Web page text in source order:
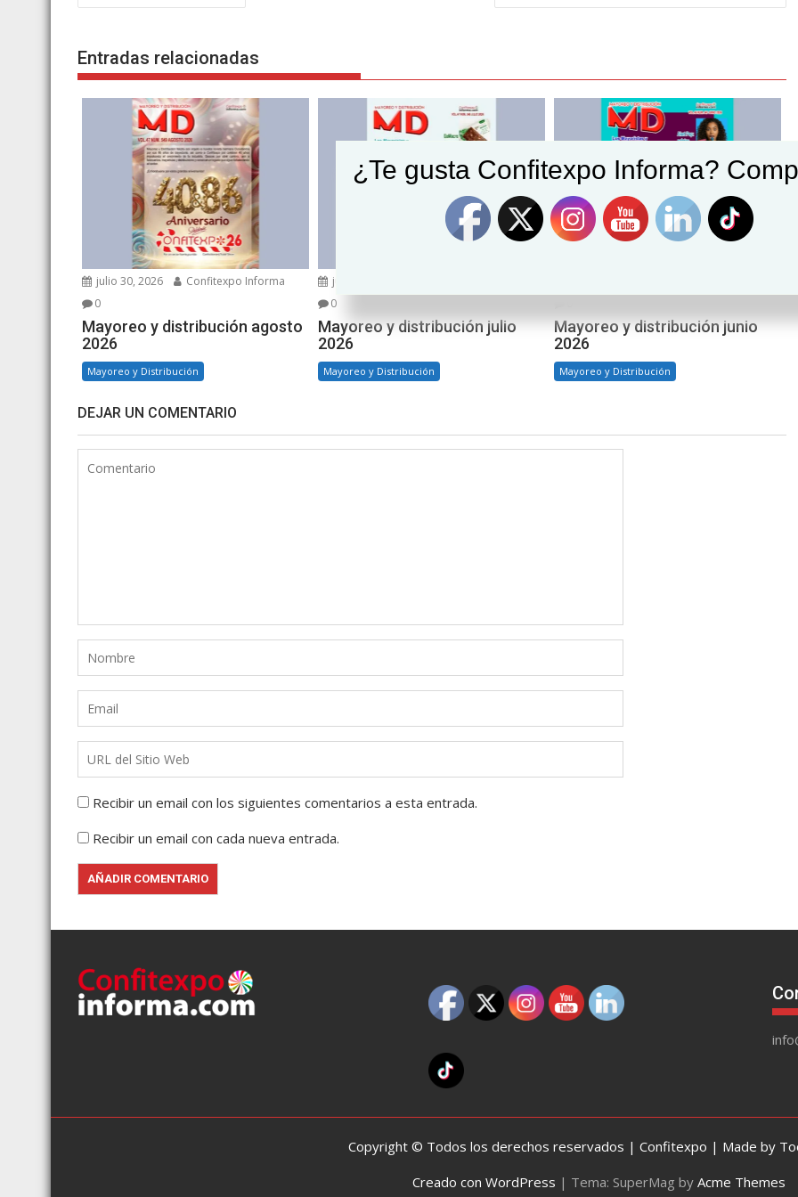
de
Entradas relacionadas
julio 30, 2026
Confitexpo Informa
0
Mayoreo y distribución agosto
2026
Mayoreo y Distribución
junio 30, 2026
0
Mayoreo y distribución julio
2026
Mayoreo y Distribución
Mayoreo y distribución junio
2026
Mayoreo y Distribución
DEJAR UN COMENTARIO
Recibir un email con los siguientes comentarios a esta entrada.
Recibir un email con cada nueva entrada.
Copyright © Todos los derechos reservados | Confitexpo | Made by
Creado con WordPress | Tema: SuperMag by Acme Themes
¿Te gusta Confitexpo Informa?